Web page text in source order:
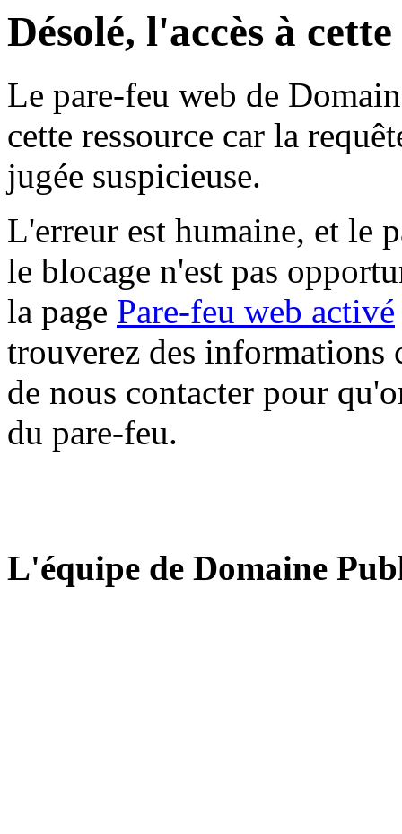
Désolé, l'accès à
Le pare-feu web de
cette ressource car la
jugée suspicieuse.
L'erreur est humaine, et le
le blocage n'est pas
la page Pare-feu web activé
trouverez des informations
de nous contacter pour
du pare-feu.
L'équipe de Domaine